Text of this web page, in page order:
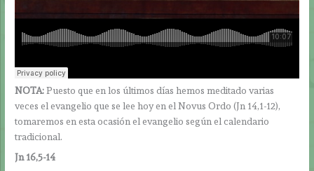
NOTA:Puesto que en los últimos días hemos meditado varias
veces el evangelio que se lee hoy en el Novus Ordo (Jn 14,1-12),
tomaremos en esta ocasión el evangelio según el calendario
tradicional.
Jn 16,5-14